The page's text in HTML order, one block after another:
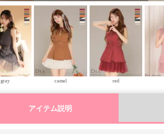
gray camel red
アイテム説明